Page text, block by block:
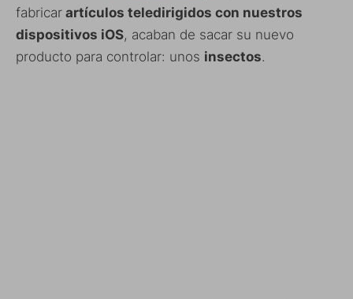
fabricar artículos teledirigidos con nuestros
dispositivos iOS, acaban de sacar su nuevo
producto para controlar: unos insectos.